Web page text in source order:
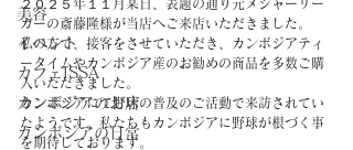
美容
イベント
カフェISSA
カンボジアのお店
カンボジアの日常
２０２５年１１月某日、表題の通り元メジャーリー
ガーの斎藤隆様が当店へご来店いただきました。
私の方で、接客をさせていただき、カンボジアティ
ータイムやカンボジア産のお勧めの商品を多数ご購
入いただきました。
カンボジアにて野球の普及のご活動で来訪されてい
たようです。私たちもカンボジアに野球が根づく事
を期待しております。